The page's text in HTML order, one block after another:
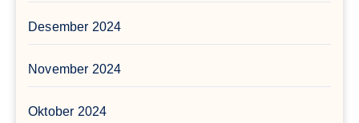
Desember 2024
November 2024
Oktober 2024